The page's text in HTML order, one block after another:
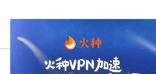
支持